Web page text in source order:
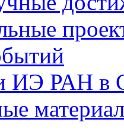
ИЭ РАН